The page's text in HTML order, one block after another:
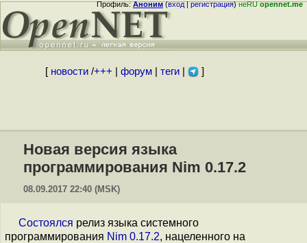
Профиль:Аноним(вход|регистрация)неRUopennet.me
[ новости/+++ форум| теги| ]
Новая версия языка
программирования Nim 0.17.2
08.09.2017 22:40 (MSK)
Состоялся релиз языка системного
программирования Nim 0.17.2, нацеленного на